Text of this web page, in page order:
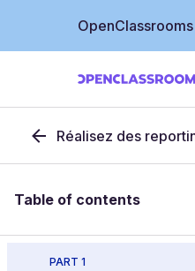
Réalisez des
Table of contents
PART 1